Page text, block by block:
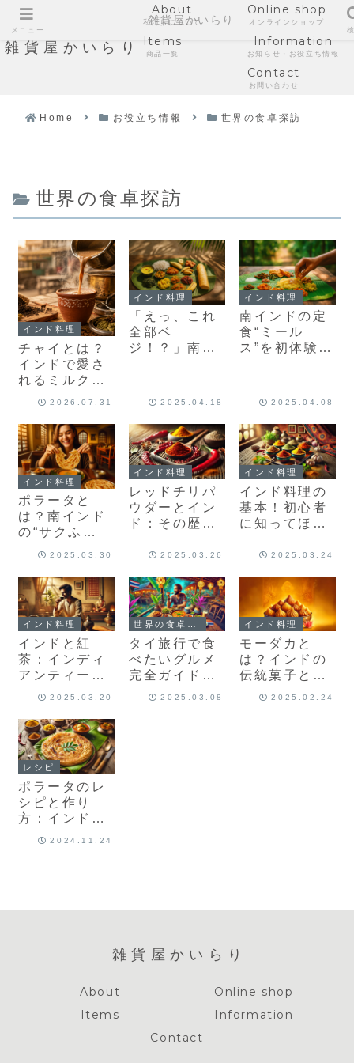
雑貨屋かいらり
About
私たちについて
Online shop
オンラインショップ
Items
商品一覧
Information
お知らせ・お役立ち情報
Contact
お問い合わせ
Home お役立ち情報 世界の食卓探訪
世界の食卓探訪
インド料理
チャイとは？
インドで愛さ
れるミルクテ
ィーとスパイ
しく解説
2026.07.31
インド料理
「えっ、これ
全部ベ
ジ！？」南イ
2025.04.18
インド料理
南インドの定
食“ミール
ス”を初体験！
2025.04.08
インド料理
ポラータと
は？南インド
の“サクふ
店【読者さん
おすすめ】
2025.03.30
インド料理
レッドチリパ
ウダーとイン
ド：その歴
魅力 2025.03.26
インド料理
インド料理の
基本！初心者
に知ってほし
世界 2025.03.24
インド料理
インドと紅
茶：インディ
アンティーの
魅力と歴史
2025.03.20
タイ旅行で食
べたいグルメ
完全ガイド｜
定番料理から
2025.03.08
インド料理
モーダカと
は？インドの
伝統菓子とそ
の文化的意味
2025.02.24
レシピ
ポラータのレ
シピと作り
方：インドの
美味しいフラ
2024.11.24
雑貨屋かいらり
About
Online shop
Items
Information
Contact
メニュー
雑貨屋かいらり